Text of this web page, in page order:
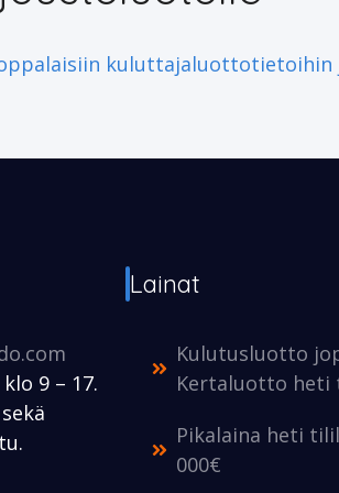
9 – 17.
Lainat
Kulutusluotto
Kertaluotto heti
Pikalaina heti
000€